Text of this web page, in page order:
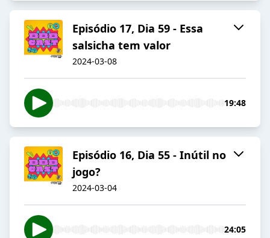
Episódio 17, Dia 59 - Essa
salsicha tem valor
2024-03-08
19:48
Episódio 16, Dia 55 - Inútil no
jogo?
2024-03-04
24:05